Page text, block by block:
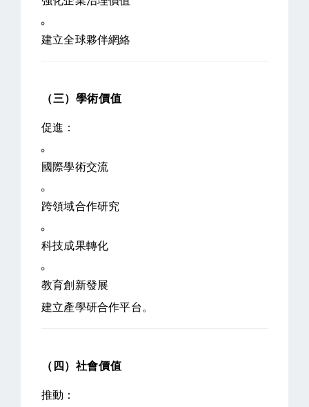
建立全球夥伴網絡
（三）學術價值
促進：
國際學術交流
跨領域合作研究
科技成果轉化
教育創新發展
建立產學研合作平台。
（四）社會價值
推動：